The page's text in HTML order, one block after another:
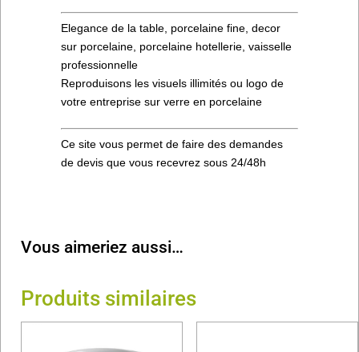
Elegance de la table, porcelaine fine, decor
sur porcelaine, porcelaine hotellerie, vaisselle
professionnelle
Reproduisons les visuels illimités ou logo de
votre entreprise sur verre en porcelaine
Ce site vous permet de faire des demandes
de devis que vous recevrez sous 24/48h
Vous aimeriez aussi…
Produits similaires